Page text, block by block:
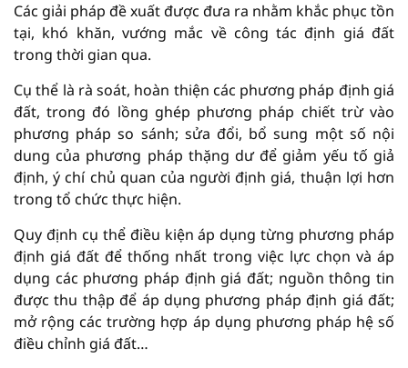
Các giải pháp đề xuất được đưa ra nhằm khắc phục tồn
tại, khó khăn, vướng mắc về công tác định giá đất
trong thời gian qua.
Cụ thể là rà soát, hoàn thiện các phương pháp định giá
đất, trong đó lồng ghép phương pháp chiết trừ vào
phương pháp so sánh; sửa đổi, bổ sung một số nội
dung của phương pháp thặng dư để giảm yếu tố giả
định, ý chí chủ quan của người định giá, thuận lợi hơn
trong tổ chức thực hiện.
Quy định cụ thể điều kiện áp dụng từng phương pháp
định giá đất để thống nhất trong việc lực chọn và áp
dụng các phương pháp định giá đất; nguồn thông tin
được thu thập để áp dụng phương pháp định giá đất;
mở rộng các trường hợp áp dụng phương pháp hệ số
điều chỉnh giá đất…